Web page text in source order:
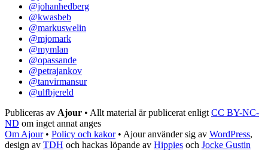
@johanhedberg
@kwasbeb
@markuswelin
@mjomark
@mymlan
@opassande
@petrajankov
@tanvirmansur
@ulfbjereld
Publiceras av Ajour • Allt material är publicerat enligt CC BY-NC-
ND om inget annat anges
Om Ajour• Policy och kakor• Ajour använder sig av WordPress,
design av TDH och hackas löpande av Hippies och Jocke Gustin